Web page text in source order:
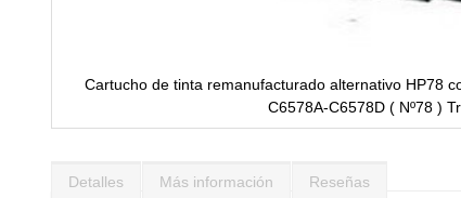
Cartucho de tinta remanufacturado alternativo HP78
C6578A-C6578D ( Nº78 )
comienzo
Detalles Más información Reseñas